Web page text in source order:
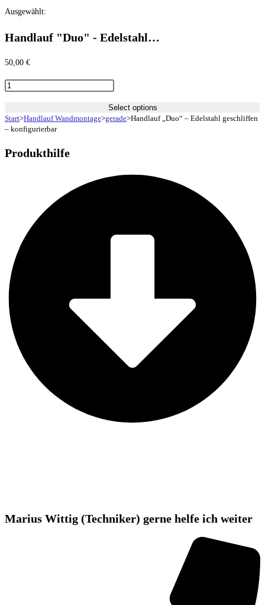
Ausgewählt:
Handlauf "Duo" - Edelstahl…
50,00 €
Handlauf
-
Edelstahl
-
Select options
Start>Handlauf Wandmontage>gerade>Handlauf „Duo“ – Edelstahl geschliffen
– konfigurierbar
Produkthilfe
Marius Wittig (Techniker) gerne helfe ich weiter